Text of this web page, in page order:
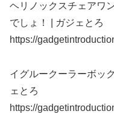
ヘリノックスチェアワ
でしょ！ | ガジェとろ
https://
イグルークーラーボッ
ェとろ
https://